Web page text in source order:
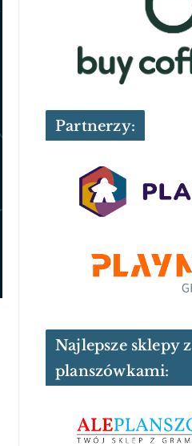
Partnerzy:
Najlepsze sklepy z
planszówkami: